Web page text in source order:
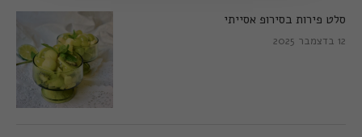
סלט פירות בסירופ אסייתי
12 בדצמבר 2025